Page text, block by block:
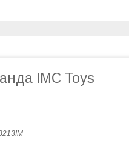
IMC Toys